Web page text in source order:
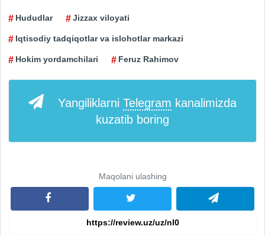
Hududlar Jizzax viloyati
Iqtisodiy tadqiqotlar va islohotlar markazi
Hokim yordamchilari Feruz Rahimov
Yangiliklarni Telegram kanalimizda
kuzatib boring
Maqolani ulashing